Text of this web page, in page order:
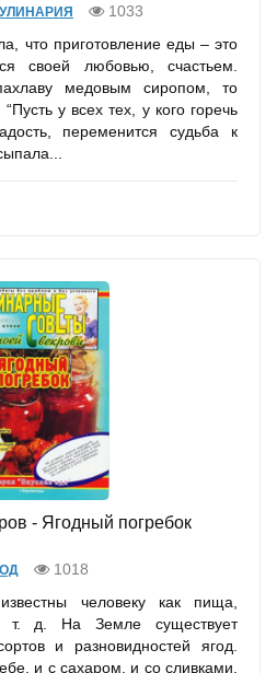
1033
что приготовление еды – это
своей любовью, счастьем.
медовым сиропом, то
у всех тех, у кого горечь
переменится судьба к
- Ягодный погребок
1018
человеку как пища,
т. д. На Земле существует
и разновидностей ягод.
и с сахаром, и со сливками,